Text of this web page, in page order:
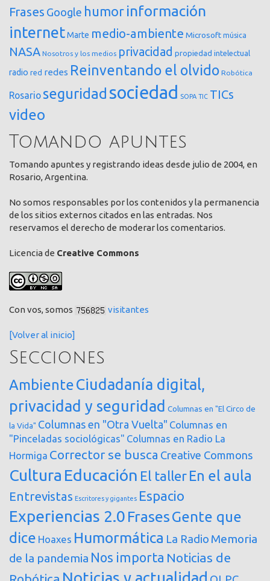
Frases Google humor información
internetMarte medio-ambiente Microsoft música
NASA Nosotros y los medios privacidad propiedad intelectual
radio red redes Reinventando el olvido Robótica
Rosario seguridad sociedad SOPA TIC TICs
video
Tomando apuntes
Tomando apuntes y registrando ideas desde julio de 2004, en
Rosario, Argentina.
No somos responsables por los contenidos y la permanencia
de los sitios externos citados en las entradas. Nos
reservamos el derecho de moderar los comentarios.
Licencia de Creative Commons
Con vos, somos visitantes
[Volver al inicio]
Secciones
AmbienteCiudadanía digital,
privacidad y seguridad Columnas en "El Circo de
la Vida" Columnas en "Otra Vuelta" Columnas en
"Pinceladas sociológicas" Columnas en Radio La
Hormiga Corrector se busca Creative Commons
Cultura Educación El taller En el aula
Entrevistas Escritores y gigantes Espacio
Experiencias 2.0 FrasesGente que
dice Hoaxes Humormática La Radio Memoria
de la pandemia Nos importa Noticias de